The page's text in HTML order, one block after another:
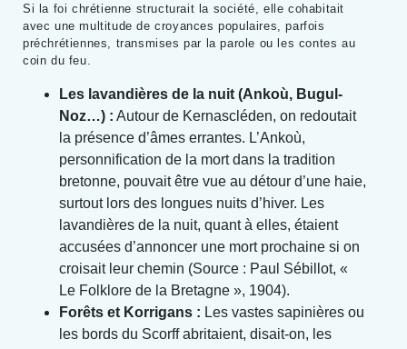
Si la foi chrétienne structurait la société, elle cohabitait
avec une multitude de croyances populaires, parfois
préchrétiennes, transmises par la parole ou les contes au
coin du feu.
Les lavandières de la nuit (Ankoù, Bugul-
Noz…) : Autour de Kernascléden, on redoutait
la présence d’âmes errantes. L’Ankoù,
personnification de la mort dans la tradition
bretonne, pouvait être vue au détour d’une haie,
surtout lors des longues nuits d’hiver. Les
lavandières de la nuit, quant à elles, étaient
accusées d’annoncer une mort prochaine si on
croisait leur chemin (Source : Paul Sébillot, «
Le Folklore de la Bretagne », 1904).
Forêts et Korrigans : Les vastes sapinières ou
les bords du Scorff abritaient, disait-on, les